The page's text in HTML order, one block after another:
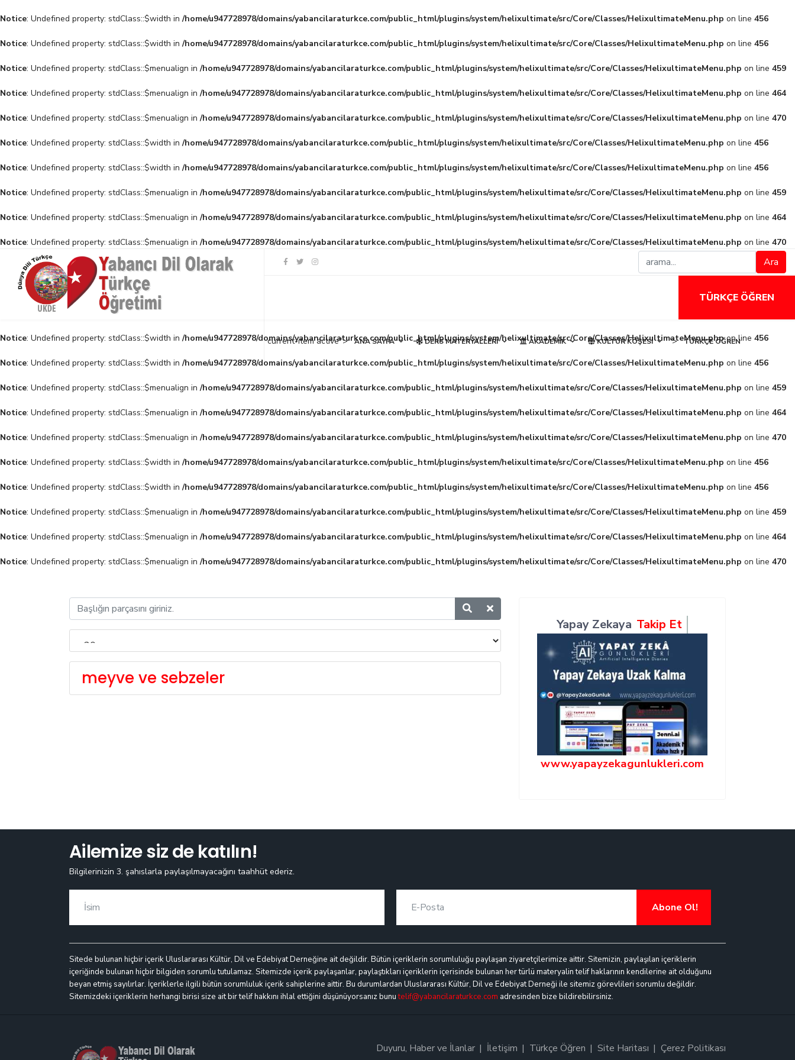
Notice: Undefined property: stdClass::$width in/home/u947728978/domains/yabancilaraturkce.com/public_html/plugins/system/helixultimate/src/Core/Classes/HelixultimateMenu.php on line 456
Notice: Undefined property: stdClass::$width in/home/u947728978/domains/yabancilaraturkce.com/public_html/plugins/system/helixultimate/src/Core/Classes/HelixultimateMenu.php on line 456
Notice: Undefined property: stdClass::$menualign in/home/u947728978/domains/yabancilaraturkce.com/public_html/plugins/system/helixultimate/src/Core/Classes/HelixultimateMenu.php on line 459
Notice: Undefined property: stdClass::$menualign in/home/u947728978/domains/yabancilaraturkce.com/public_html/plugins/system/helixultimate/src/Core/Classes/HelixultimateMenu.php on line 464
Notice: Undefined property: stdClass::$menualign in/home/u947728978/domains/yabancilaraturkce.com/public_html/plugins/system/helixultimate/src/Core/Classes/HelixultimateMenu.php on line 470
Notice: Undefined property: stdClass::$width in/home/u947728978/domains/yabancilaraturkce.com/public_html/plugins/system/helixultimate/src/Core/Classes/HelixultimateMenu.php on line 456
Notice: Undefined property: stdClass::$width in/home/u947728978/domains/yabancilaraturkce.com/public_html/plugins/system/helixultimate/src/Core/Classes/HelixultimateMenu.php on line 456
Notice: Undefined property: stdClass::$menualign in/home/u947728978/domains/yabancilaraturkce.com/public_html/plugins/system/helixultimate/src/Core/Classes/HelixultimateMenu.php on line 459
Notice: Undefined property: stdClass::$menualign in/home/u947728978/domains/yabancilaraturkce.com/public_html/plugins/system/helixultimate/src/Core/Classes/HelixultimateMenu.php on line 464
Notice: Undefined property: stdClass::$menualign in/home/u947728978/domains/yabancilaraturkce.com/public_html/plugins/system/helixultimate/src/Core/Classes/HelixultimateMenu.php on line 470
Ara
TÜRKÇE ÖĞREN
current-item active"> ANA SAYFA DERS MATERYALLERI AKADEMIK KÜLTÜR KÖŞESI "> TÜRKÇE ÖĞREN
Notice: Undefined property: stdClass::$width in/home/u947728978/domains/yabancilaraturkce.com/public_html/plugins/system/helixultimate/src/Core/Classes/HelixultimateMenu.phpon line 456
Notice: Undefined property: stdClass::$width in/home/u947728978/domains/yabancilaraturkce.com/public_html/plugins/system/helixultimate/src/Core/Classes/HelixultimateMenu.php on line 456
Notice: Undefined property: stdClass::$menualign in/home/u947728978/domains/yabancilaraturkce.com/public_html/plugins/system/helixultimate/src/Core/Classes/HelixultimateMenu.php on line 459
Notice: Undefined property: stdClass::$menualign in/home/u947728978/domains/yabancilaraturkce.com/public_html/plugins/system/helixultimate/src/Core/Classes/HelixultimateMenu.php on line 464
Notice: Undefined property: stdClass::$menualign in/home/u947728978/domains/yabancilaraturkce.com/public_html/plugins/system/helixultimate/src/Core/Classes/HelixultimateMenu.php on line 470
Notice: Undefined property: stdClass::$width in/home/u947728978/domains/yabancilaraturkce.com/public_html/plugins/system/helixultimate/src/Core/Classes/HelixultimateMenu.php on line 456
Notice: Undefined property: stdClass::$width in/home/u947728978/domains/yabancilaraturkce.com/public_html/plugins/system/helixultimate/src/Core/Classes/HelixultimateMenu.php on line 456
Notice: Undefined property: stdClass::$menualign in/home/u947728978/domains/yabancilaraturkce.com/public_html/plugins/system/helixultimate/src/Core/Classes/HelixultimateMenu.php on line 459
Notice: Undefined property: stdClass::$menualign in/home/u947728978/domains/yabancilaraturkce.com/public_html/plugins/system/helixultimate/src/Core/Classes/HelixultimateMenu.php on line 464
Notice: Undefined property: stdClass::$menualign in/home/u947728978/domains/yabancilaraturkce.com/public_html/plugins/system/helixultimate/src/Core/Classes/HelixultimateMenu.php on line 470
meyve ve sebzeler
Yapay Zekaya Takip Et
www.yapayzekagunlukleri.com
Ailemize siz de katılın!
Bilgilerinizin 3. şahıslarla paylaşılmayacağını taahhüt ederiz.
Abone Ol!
Sitede bulunan hiçbir içerik Uluslararası Kültür, Dil ve Edebiyat Derneğine ait değildir. Bütün içeriklerin sorumluluğu paylaşan ziyaretçilerimize aittir. Sitemizin, paylaşılan içeriklerin
içeriğinde bulunan hiçbir bilgiden sorumlu tutulamaz. Sitemizde içerik paylaşanlar, paylaştıkları içeriklerin içerisinde bulunan her türlü materyalin telif haklarının kendilerine ait olduğunu
beyan etmiş sayılırlar. İçeriklerle ilgili bütün sorumluluk içerik sahiplerine aittir. Bu durumlardan Uluslararası Kültür, Dil ve Edebiyat Derneği ile sitemiz görevlileri sorumlu değildir.
Sitemizdeki içeriklerin herhangi birisi size ait bir telif hakkını ihlal ettiğini düşünüyorsanız bunutelif@yabancilaraturkce.com adresinden bize bildirebilirsiniz.
Duyuru, Haber ve İlanlar İletişim Türkçe Öğren Site Haritası Çerez Politikası